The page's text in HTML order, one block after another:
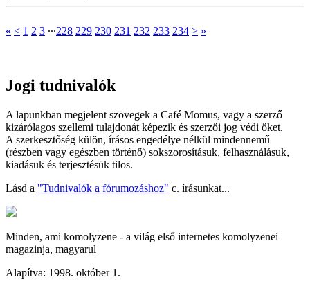
« < 1 2 3 ∙∙∙228 229 230 231 232 233 234 > »
Jogi tudnivalók
A lapunkban megjelent szövegek a Café Momus, vagy a szerző
kizárólagos szellemi tulajdonát képezik és szerzői jog védi őket.
A szerkesztőség külön, írásos engedélye nélkül mindennemű
(részben vagy egészben történő) sokszorosításuk, felhasználásuk,
kiadásuk és terjesztésük tilos.
Lásd a "Tudnivalók a fórumozáshoz" c. írásunkat...
Minden, ami komolyzene - a világ első internetes komolyzenei
magazinja, magyarul
Alapítva: 1998. október 1.